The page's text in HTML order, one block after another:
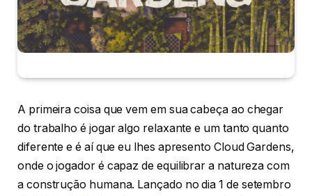
A primeira coisa que vem em sua cabeça ao chegar
do trabalho é jogar algo relaxante e um tanto quanto
diferente e é aí que eu lhes apresento Cloud Gardens,
onde o jogador é capaz de equilibrar a natureza com
a construção humana. Lançado no dia 1 de setembro